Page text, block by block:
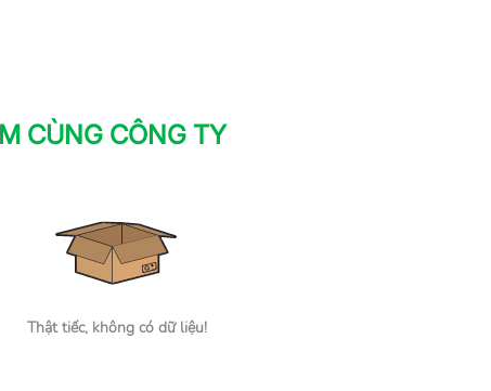
CÙNG CÔNG TY
Thật tiếc, không có dữ liệu!